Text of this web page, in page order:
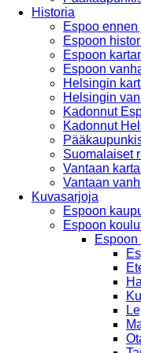
Historia
Espoo
Espoon
Espoon
Espoon
Helsingin
Helsingin
Kadonnut
Kadonnut
Suomalaiset
Vantaan
Vantaan
Kuvasarjoja
Espoon
Espoon